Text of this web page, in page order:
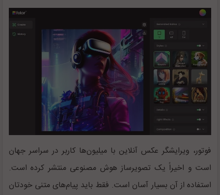
فوتور، ویرایشگر عکس آنلاین با میلیون‌ها کاربر در سراسر جهان
است و اخیراً یک تصویرساز هوش مصنوعی منتشر کرده است.
استفاده از آن بسیار آسان است. فقط باید پیام‌های متنی خودتان